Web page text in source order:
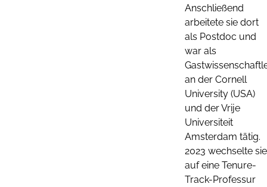
Anschließend
arbeitete sie dort
als Postdoc und
war als
an der Cornell
University (USA)
und der Vrije
Universiteit
Amsterdam tätig.
2023 wechselte sie
auf eine Tenure-
Track-Professur